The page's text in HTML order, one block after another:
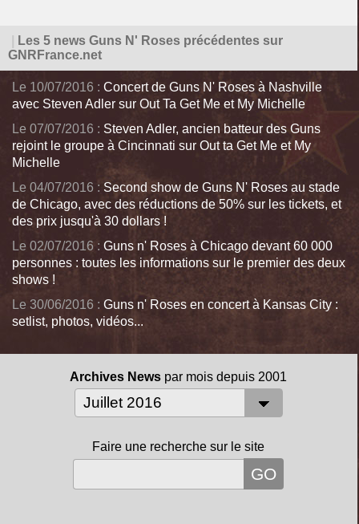
Les 5 news Guns N' Roses précédentes sur
GNRFrance.net
Le 10/07/2016 : Concert de Guns N' Roses à Nashville
avec Steven Adler sur Out Ta Get Me et My Michelle
Le 07/07/2016 : Steven Adler, ancien batteur des Guns
rejoint le groupe à Cincinnati sur Out ta Get Me et My
Michelle
Le 04/07/2016 : Second show de Guns N' Roses au stade
de Chicago, avec des réductions de 50% sur les tickets, et
des prix jusqu'à 30 dollars !
Le 02/07/2016 : Guns n' Roses à Chicago devant 60 000
personnes : toutes les informations sur le premier des deux
shows !
Le 30/06/2016 : Guns n' Roses en concert à Kansas City :
setlist, photos, vidéos...
Archives News par mois depuis 2001
Faire une recherche sur le site